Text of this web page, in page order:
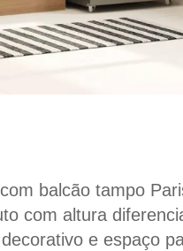
balcão tampo
com altura
e espaço